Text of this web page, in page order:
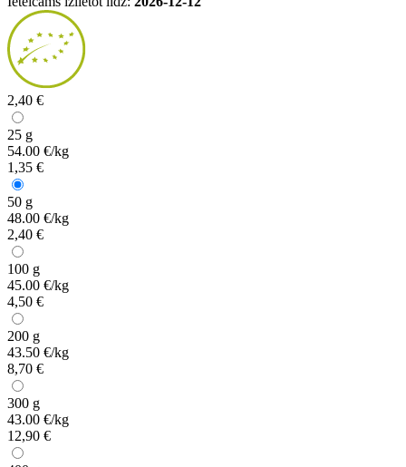
2,40 €
25 g
54.00 €/kg
1,35 €
50 g
48.00 €/kg
2,40 €
100 g
45.00 €/kg
4,50 €
200 g
43.50 €/kg
8,70 €
300 g
43.00 €/kg
12,90 €